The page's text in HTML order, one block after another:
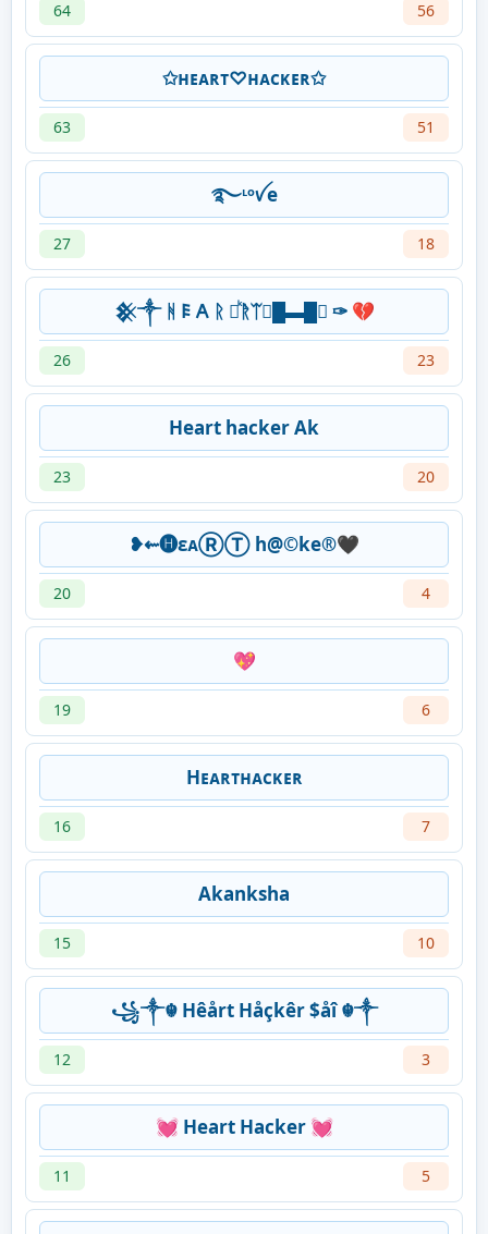
64 56
✩ʜᴇᴀʀᴛ♡ʜᴀᴄᴋᴇʀ✩
63 51
࿐ᶫᵒꪜe
27 18
𒆜༒ ᚻ 𐌄 𐌀 ᚱ ᚱᷜᚱͥᛠ✑█▬█✑ ✑ 💔
26 23
Heart hacker Ak
23 20
❥⇜🅗ɛᴀⓇⓉ h@©ke®🖤
20 4
💖
19 6
Hᴇᴀʀᴛʜᴀᴄᴋᴇʀ
16 7
Akanksha
15 10
꧁༒☬ Hêårt Håçkêr $åî ☬༒
12 3
💓 Heart Hacker 💓
11 5